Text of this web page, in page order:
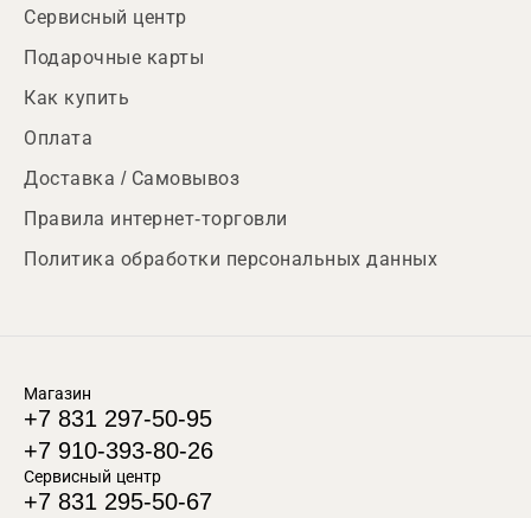
Сервисный центр
Подарочные карты
Как купить
Оплата
Доставка / Самовывоз
Правила интернет-торговли
Политика обработки персональных данных
Магазин
+7 831 297-50-95
+7 910-393-80-26
Сервисный центр
+7 831 295-50-67